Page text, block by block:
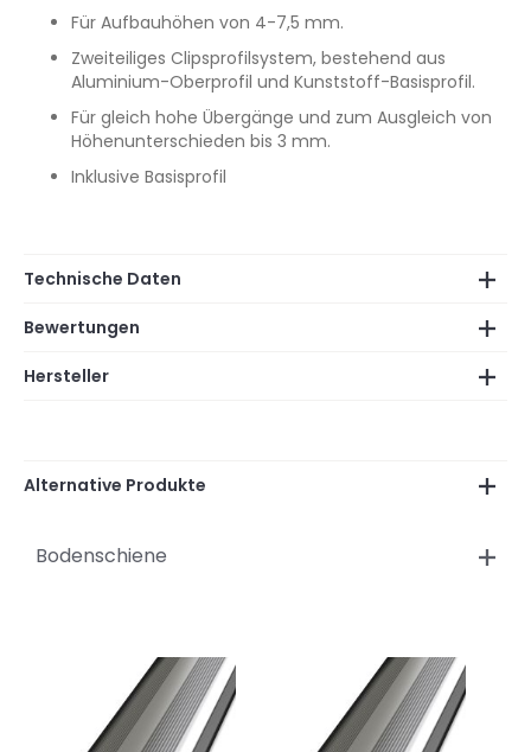
Für Aufbauhöhen von 4-7,5 mm.
Zweiteiliges Clipsprofilsystem, bestehend aus
Aluminium-Oberprofil und Kunststoff-Basisprofil.
Für gleich hohe Übergänge und zum Ausgleich von
Höhenunterschieden bis 3 mm.
Inklusive Basisprofil
Technische Daten
Bewertungen
Hersteller
Alternative Produkte
Bodenschiene